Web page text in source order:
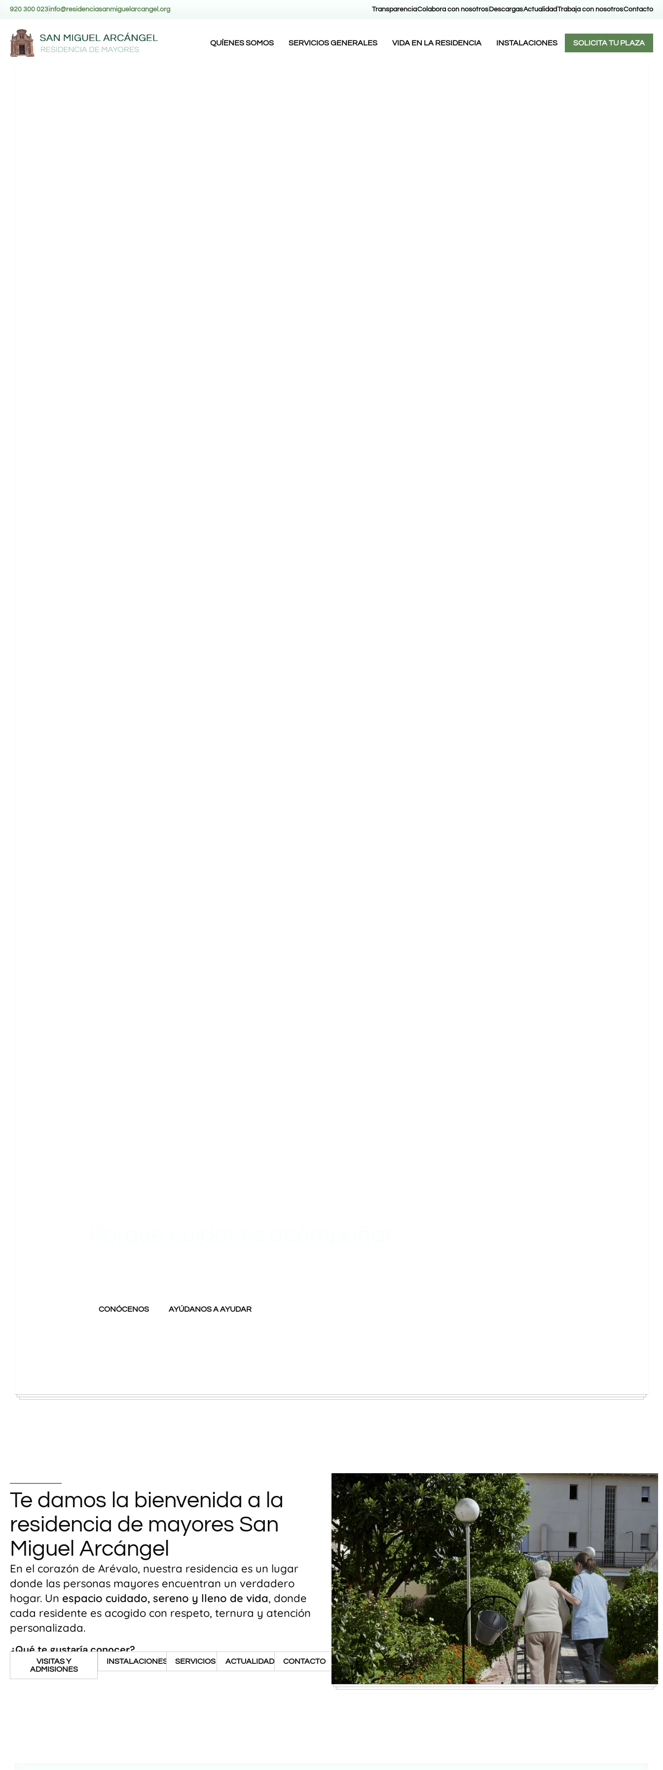
920 300 023info@residenciasanmiguelarcangel.org TransparenciaColabora con nosotros DescargasActualidadTrabaja con nosotrosContacto
QUÍENES SOMOS SERVICIOS GENERALES VIDA EN LA RESIDENCIA INSTALACIONES SOLICITA TU PLAZA
CONÓCENOS AYÚDANOS A AYUDAR
Te damos la bienvenida a la
residencia de mayores San
Miguel Arcángel
En el corazón de Arévalo, nuestra residencia es un lugar
donde las personas mayores encuentran un verdadero
hogar. Un espacio cuidado, sereno y lleno de vida, donde
cada residente es acogido con respeto, ternura y atención
personalizada.
¿Qué te gustaría conocer?
VISITAS Y
ADMISIONES
INSTALACIONES SERVICIOS ACTUALIDAD CONTACTO